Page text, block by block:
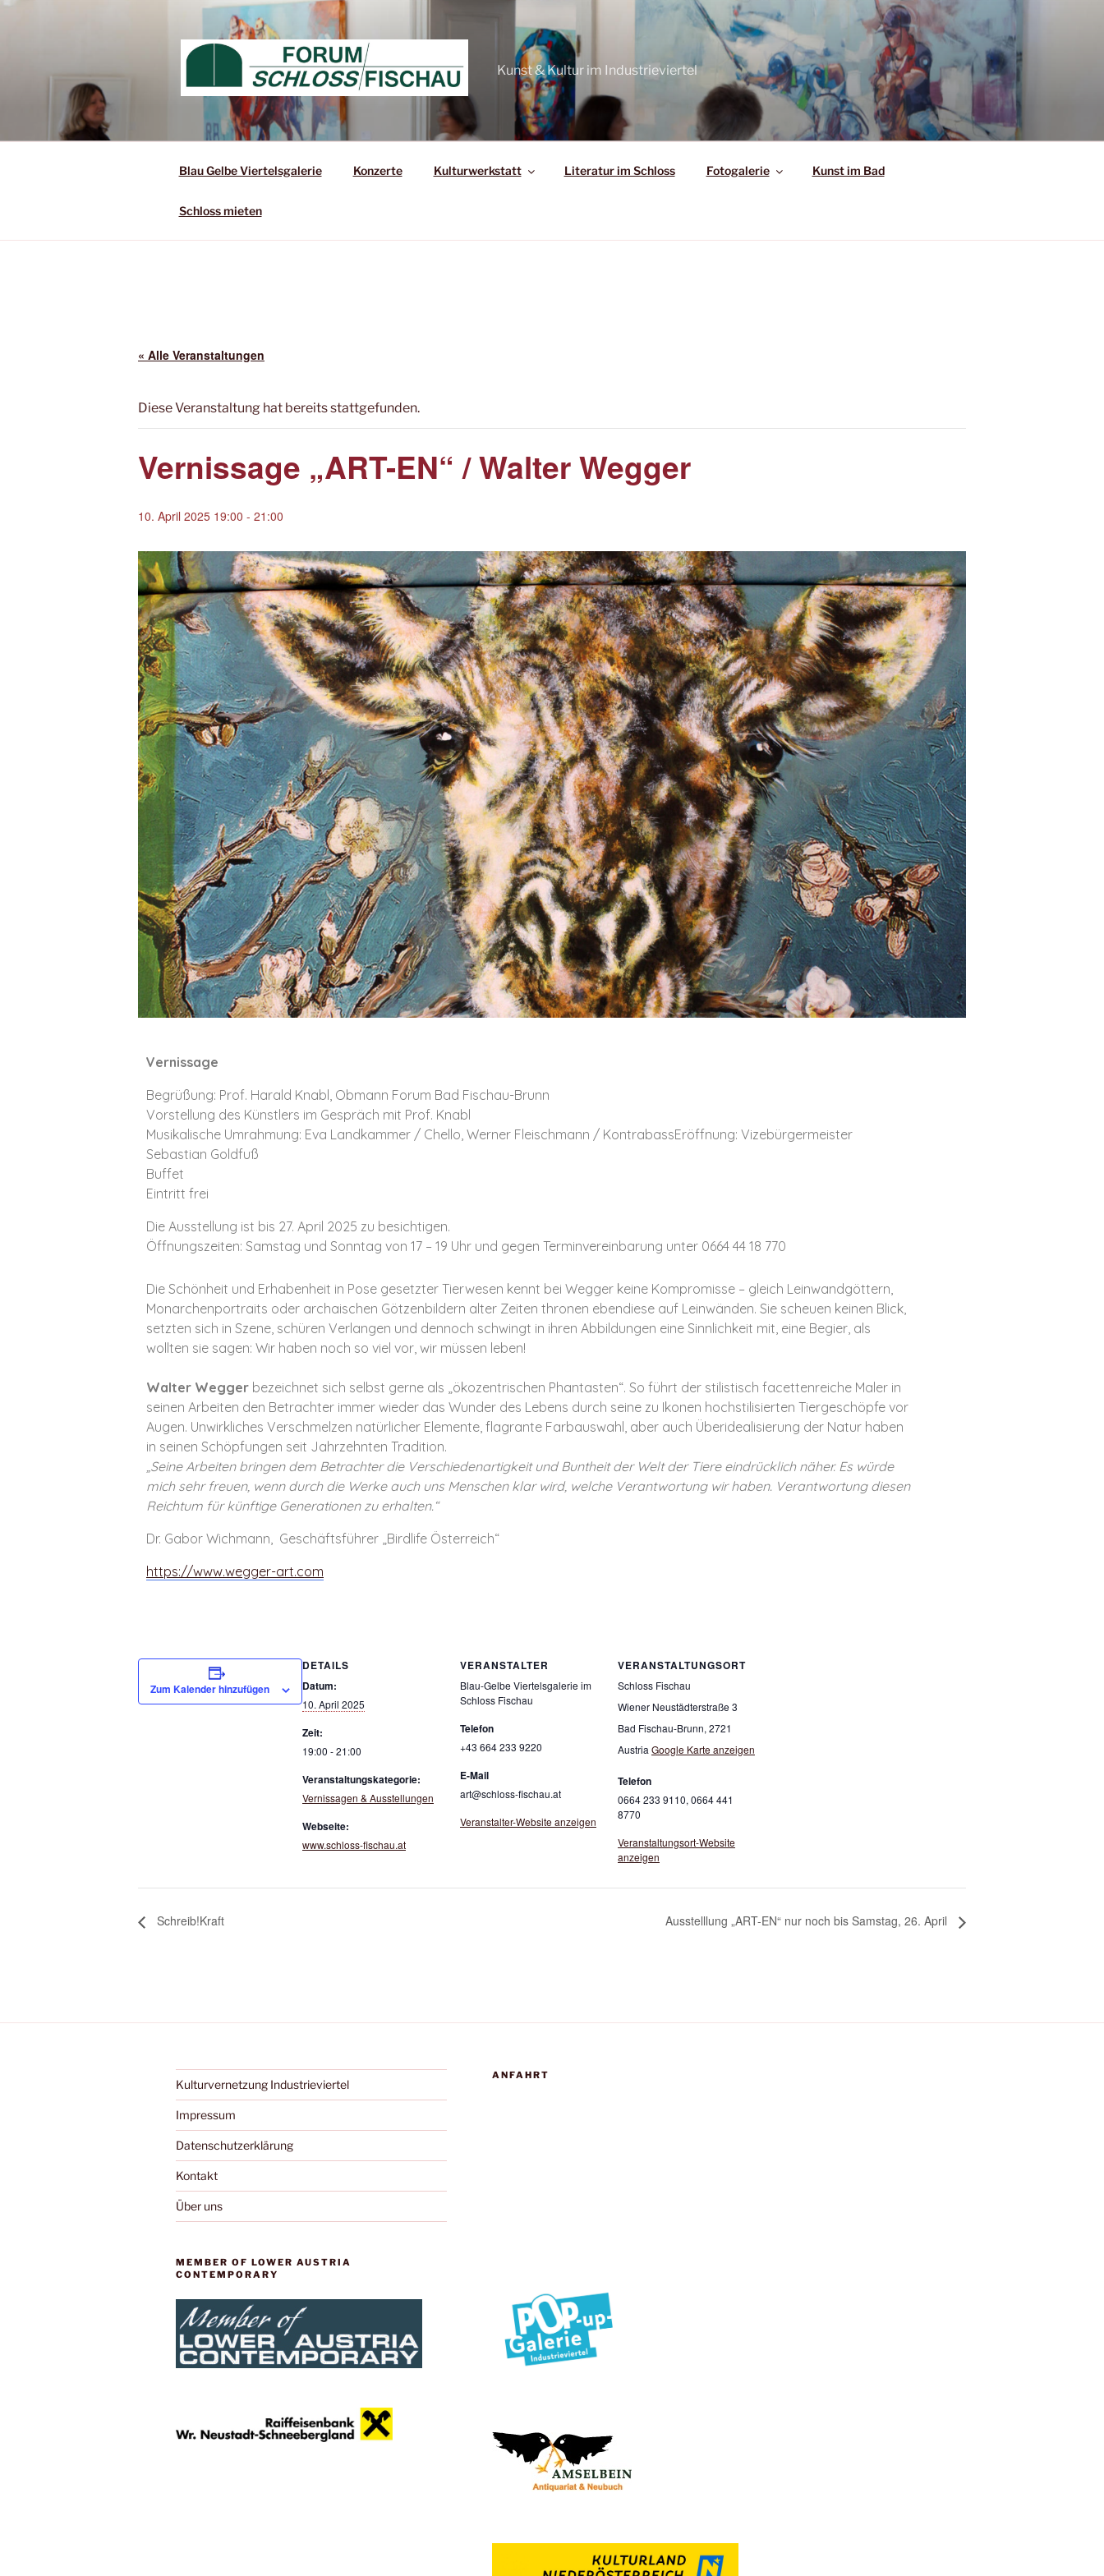
Kunst & Kultur im Industrieviertel
Blau Gelbe Viertelsgalerie Konzerte Kulturwerkstatt Literatur im Schloss Fotogalerie Kunst im Bad
Schloss mieten
« Alle Veranstaltungen
Diese Veranstaltung hat bereits stattgefunden.
Vernissage „ART-EN“ / Walter Wegger
10. April 2025 19:00 - 21:00
Vernissage
Begrüßung: Prof. Harald Knabl, Obmann Forum Bad Fischau-Brunn
Vorstellung des Künstlers im Gespräch mit Prof. Knabl
Musikalische Umrahmung: Eva Landkammer / Chello, Werner Fleischmann / KontrabassEröffnung: Vizebürgermeister
Sebastian Goldfuß
Buffet
Eintritt frei
Die Ausstellung ist bis 27. April 2025 zu besichtigen.
Öffnungszeiten: Samstag und Sonntag von 17 – 19 Uhr und gegen Terminvereinbarung unter 0664 44 18 770
Die Schönheit und Erhabenheit in Pose gesetzter Tierwesen kennt bei Wegger keine Kompromisse – gleich Leinwandgöttern,
Monarchenportraits oder archaischen Götzenbildern alter Zeiten thronen ebendiese auf Leinwänden. Sie scheuen keinen Blick,
setzten sich in Szene, schüren Verlangen und dennoch schwingt in ihren Abbildungen eine Sinnlichkeit mit, eine Begier, als
wollten sie sagen: Wir haben noch so viel vor, wir müssen leben!
Walter Wegger bezeichnet sich selbst gerne als „ökozentrischen Phantasten“. So führt der stilistisch facettenreiche Maler in
seinen Arbeiten den Betrachter immer wieder das Wunder des Lebens durch seine zu Ikonen hochstilisierten Tiergeschöpfe vor
Augen. Unwirkliches Verschmelzen natürlicher Elemente, flagrante Farbauswahl, aber auch Überidealisierung der Natur haben
in seinen Schöpfungen seit Jahrzehnten Tradition.
„Seine Arbeiten bringen dem Betrachter die Verschiedenartigkeit und Buntheit der Welt der Tiere eindrücklich näher. Es würde
mich sehr freuen, wenn durch die Werke auch uns Menschen klar wird, welche Verantwortung wir haben. Verantwortung diesen
Reichtum für künftige Generationen zu erhalten.“
Dr. Gabor Wichmann, Geschäftsführer „Birdlife Österreich“
https://www.wegger-art.com
Zum Kalender hinzufügen
DETAILS
Datum:
10. April 2025
Zeit:
19:00 - 21:00
Veranstaltungskategorie:
Vernissagen & Ausstellungen
Webseite:
www.schloss-fischau.at
VERANSTALTER
Blau-Gelbe Viertelsgalerie im
Schloss Fischau
Telefon
+43 664 233 9220
E-Mail
art@schloss-fischau.at
Veranstalter-Website anzeigen
VERANSTALTUNGSORT
Schloss Fischau
Wiener Neustädterstraße 3
Bad Fischau-Brunn, 2721
Austria Google Karte anzeigen
Telefon
0664 233 9110, 0664 441
8770
Veranstaltungsort-Website
anzeigen
Schreib!Kraft Ausstelllung „ART-EN“ nur noch bis Samstag, 26. April
Kulturvernetzung Industrieviertel
Impressum
Datenschutzerklärung
Kontakt
Über uns
MEMBER OF LOWER AUSTRIA
CONTEMPORARY
ANFAHRT